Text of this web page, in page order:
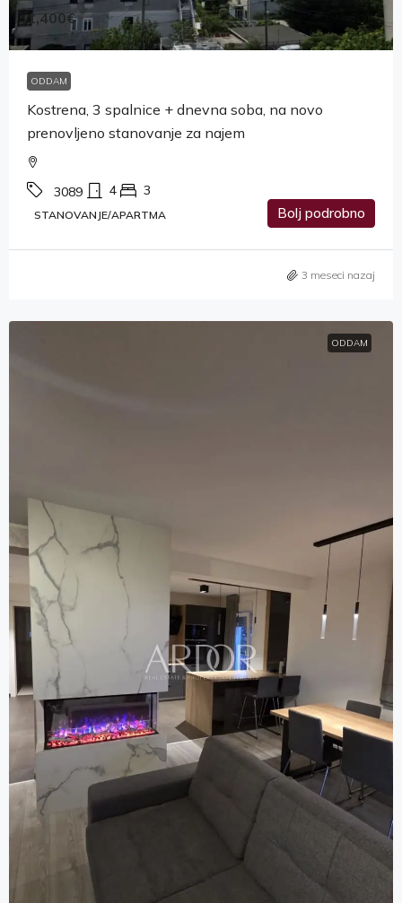
1,400€
ODDAM
Kostrena, 3 spalnice + dnevna soba, na novo
prenovljeno stanovanje za najem
3089 4 3
STANOVANJE/APARTMA Bolj podrobno
3 meseci nazaj
ODDAM